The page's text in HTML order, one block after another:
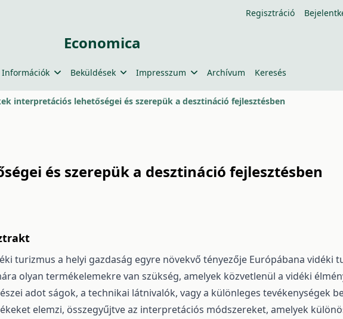
Regisztráció
Economica
Információk Beküldések Impresszum Archívum Keresés
interpretációs lehetőségei és szerepük a desztináció fejlesztésben
és szerepük a desztináció fejlesztésben
turizmus a helyi gazdaság egyre növekvő tényezője Európábana vidéki
olyan termékelemekre van szükség, amelyek közvetlenül a vidéki
adot ságok, a technikai látnivalók, vagy a különleges tevékenységek
elemzi, összegyűjtve az interpretációs módszereket, amelyek